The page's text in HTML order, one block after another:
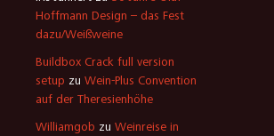
Hoffmann Design – das Fest
dazu/Weißweine
Buildbox Crack full version
setup zu Wein-Plus Convention
auf der Theresienhöhe
Williamgob zu Weinreise in